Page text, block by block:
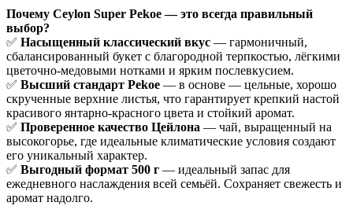
Почему Ceylon Super Pekoe — это всегда правильный
выбор?
✅ Насыщенный классический вкус — гармоничный,
сбалансированный букет с благородной терпкостью, лёгкими
цветочно-медовыми нотками и ярким послевкусием.
✅ Высший стандарт Pekoe — в основе — цельные, хорошо
скрученные верхние листья, что гарантирует крепкий настой
красивого янтарно-красного цвета и стойкий аромат.
✅ Проверенное качество Цейлона — чай, выращенный на
высокогорье, где идеальные климатические условия создают
его уникальный характер.
✅ Выгодный формат 500 г — идеальный запас для
ежедневного наслаждения всей семьёй. Сохраняет свежесть и
аромат надолго.